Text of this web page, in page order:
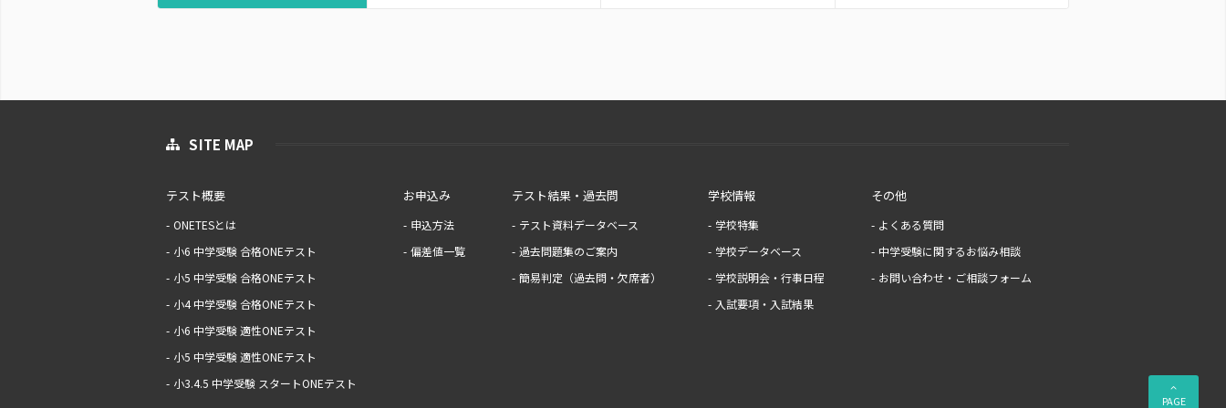
PAGE
SITE MAP
テスト概要
ONETESとは
小6 中学受験 合格ONEテスト
小5 中学受験 合格ONEテスト
小4 中学受験 合格ONEテスト
小6 中学受験 適性ONEテスト
小5 中学受験 適性ONEテスト
小3.4.5 中学受験 スタートONEテスト
お申込み
申込方法
偏差値一覧
テスト結果・過去問
テスト資料データベース
過去問題集のご案内
簡易判定（過去問・欠席者）
学校情報
学校特集
学校データベース
学校説明会・行事日程
入試要項・入試結果
その他
よくある質問
中学受験に関するお悩み相談
お問い合わせ・ご相談フォーム